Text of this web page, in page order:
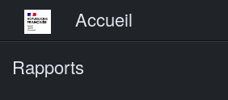
Menu principalAccueil
Rapports